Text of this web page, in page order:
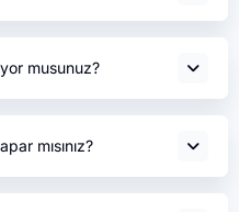
musunuz?
mısınız?